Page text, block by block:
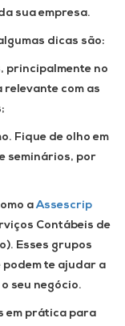
sua empresa.
dicas são:
principalmente no
relevante com as
Fique de olho em
seminários, por
aAssescrip
Contábeis de
Esses grupos
te ajudar a
seu negócio.
em prática para